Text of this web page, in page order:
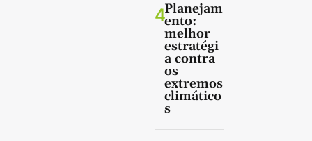
4Planejam
ento:
melhor
estratégi
a contra
os
extremos
climático
s